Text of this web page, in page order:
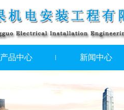
产品中心 新闻中心